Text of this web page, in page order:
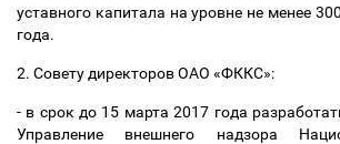
уставного капитала на уровне не менее
года.
2. Совету директоров ОАО «ФККС»:
- в срок до 15 марта 2017 года
Управление внешнего надзора